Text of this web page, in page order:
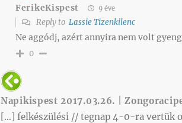
FerikeKispest 9 éve
Reply to Lassie Tizenkilenc
Ne aggódj, azért annyira nem volt
0
Napikispest 2017.03.26. |
[…] felkészülési // tegnap 4-0-ra vertük